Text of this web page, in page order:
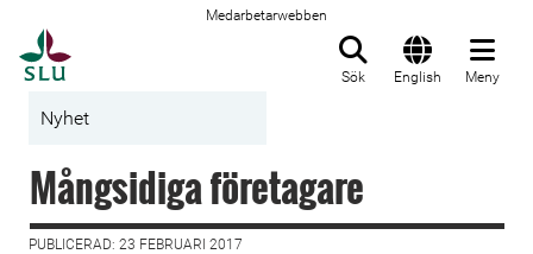
Medarbetarwebben
Sök English Meny
Nyhet
Mångsidiga företagare
PUBLICERAD: 23 FEBRUARI 2017